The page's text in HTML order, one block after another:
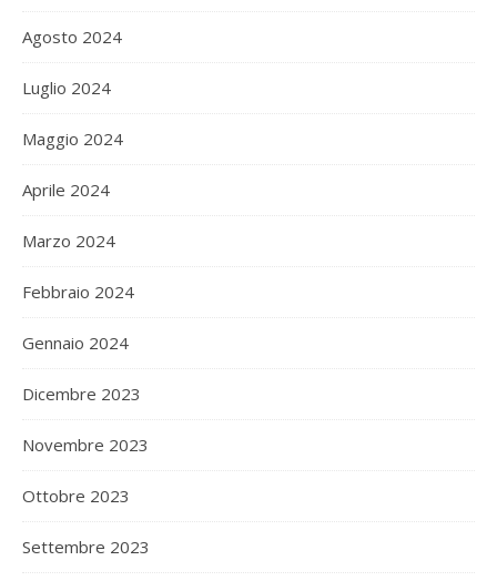
Agosto 2024
Luglio 2024
Maggio 2024
Aprile 2024
Marzo 2024
Febbraio 2024
Gennaio 2024
Dicembre 2023
Novembre 2023
Ottobre 2023
Settembre 2023